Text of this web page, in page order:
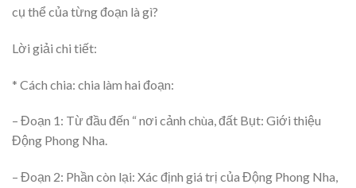
cụ thể của từng đoạn là gì?
Lời giải chi tiết:
* Cách chia: chia làm hai đoạn:
– Đoạn 1: Từ đầu đến “ nơi cảnh chùa, đất Bụt: Giới thiệu
Động Phong Nha.
– Đoạn 2: Phần còn lại: Xác định giá trị của Động Phong Nha,